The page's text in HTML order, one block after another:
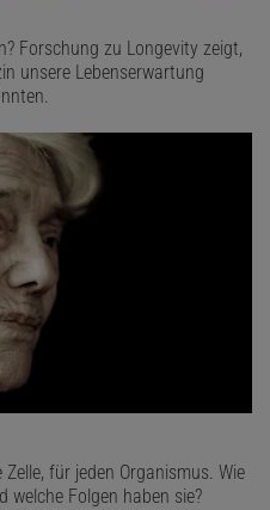
Forschung zu Longevity zeigt,
unsere Lebenserwartung
für jeden Organismus. Wie
welche Folgen haben sie?